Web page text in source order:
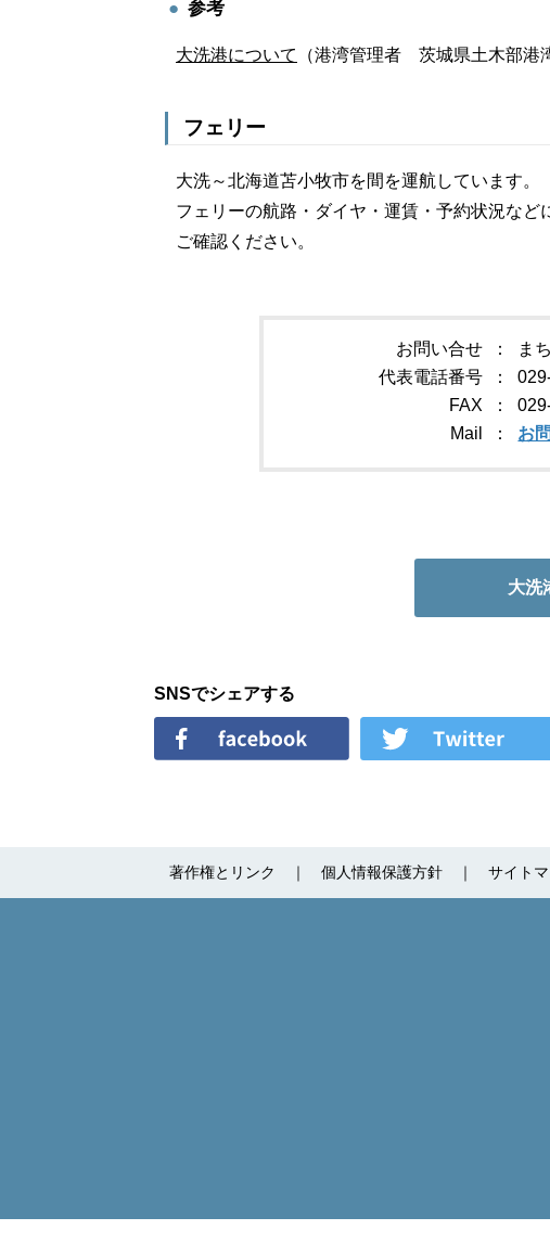
参考
大洗港について （港湾管理者 茨城県土木部港
フェリー
大洗～北海道苫小牧市を間を運航しています。
フェリーの航路・ダイヤ・運賃・予約状況など
ご確認ください。
お問い合せ
ま
代表電話番号
FAX
Mail
お
大洗
SNSでシェアする
著作権とリンク 個人情報保護方針 サイト